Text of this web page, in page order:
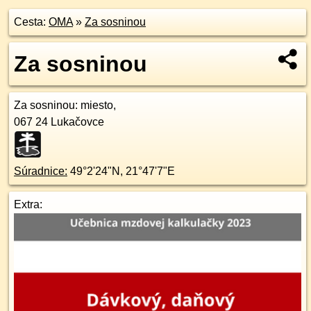
Cesta: OMA» Za sosninou
Za sosninou
Za sosninou: miesto,
067 24 Lukačovce
Súradnice: 49°2'24"N , 21°47'7"E
Extra: